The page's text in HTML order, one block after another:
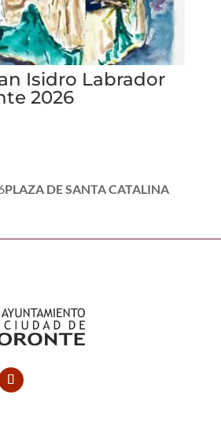
Isidro Labrador
2026
PLAZA DE SANTA CATALINA